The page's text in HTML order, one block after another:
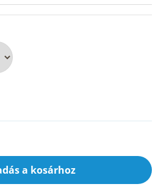
a kosárhoz